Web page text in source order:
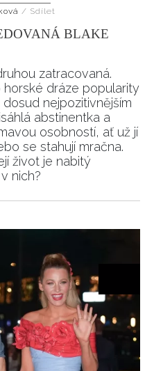
/ Sdílet
BLAKE
zatracovaná.
dráze popularity
nejpozitivnějším
abstinentka a
osobností, ať už jí
se stahují mračna.
život je nabitý
nich?